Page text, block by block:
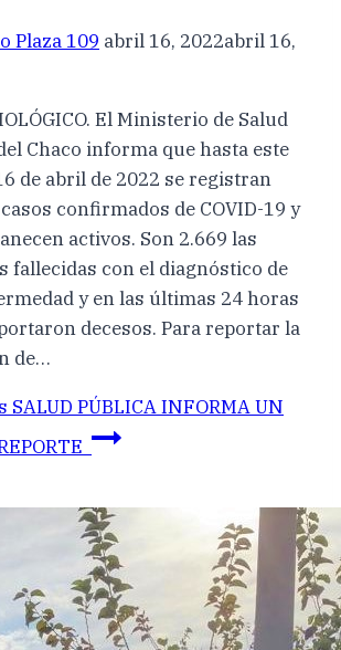
Plaza 109 abril 16, 2022abril 16,
El Ministerio de Salud
Chaco informa que hasta este
de abril de 2022 se registran
confirmados de COVID-19 y
activos. Son 2.669 las
fallecidas con el diagnóstico de
y en las últimas 24 horas
decesos. Para reportar la
de…
SALUD PÚBLICA INFORMA UN